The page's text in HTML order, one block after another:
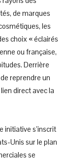
de marques
les
choix « éclairés
ou française,
Derrière
reprendre un
direct avec la
initiative s’inscrit
Unis sur le plan
se